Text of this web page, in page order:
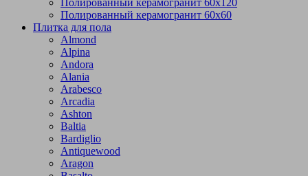
Полированный керамогранит 60х60
Плитка для пола
Almond
Alpina
Andora
Alania
Arabesco
Arcadia
Ashton
Baltia
Bardiglio
Antiquewood
Aragon